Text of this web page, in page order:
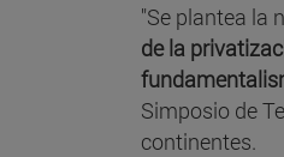
"Se plantea la
de la
Simposio de
continentes.